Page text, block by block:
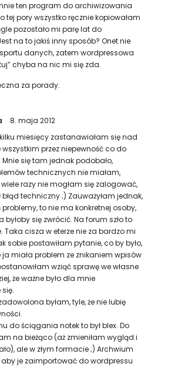
ten program do archiwizowania
tej pory wszystko ręcznie kopiowałam
pozostało mi parę lat do
na to jakiś inny sposób? Onet nie
danych, zatem wordpressowa
chyba na nic mi się zda.
za porady.
8. maja 2012
miesięcy zastanawiałam się nad
wszystkim przez niepewność co do
się tam jednak podobało,
technicznych nie miałam,
wiele razy nie mogłam się zalogować,
błąd techniczny ;) Zauważyłam jednak,
problemy, to nie ma konkretnej osoby,
byłoby się zwrócić. Na forum szło to
Taka cisza w eterze nie za bardzo mi
sobie postawiłam pytanie, co by było,
miała problem ze znikaniem wpisów
wziąć sprawę we własne
że ważne było dla mnie
byłam, tyle, że nie lubię
do ściągania notek to był blex. Do
na bieżąco (aż zmieniłam wygląd i
ale w złym formacie ;) Archwium
je zaimportować do wordpressu